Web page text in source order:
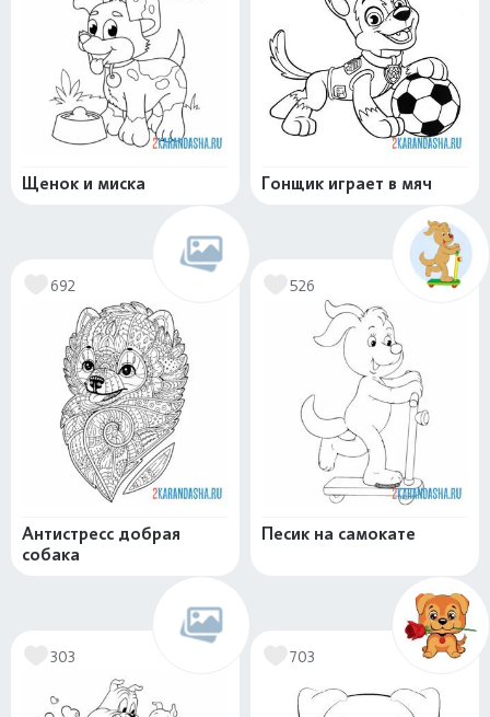
Щенок и миска Гонщик играет в мяч
692
Антистресс добрая
собака
526
Песик на самокате
303 703